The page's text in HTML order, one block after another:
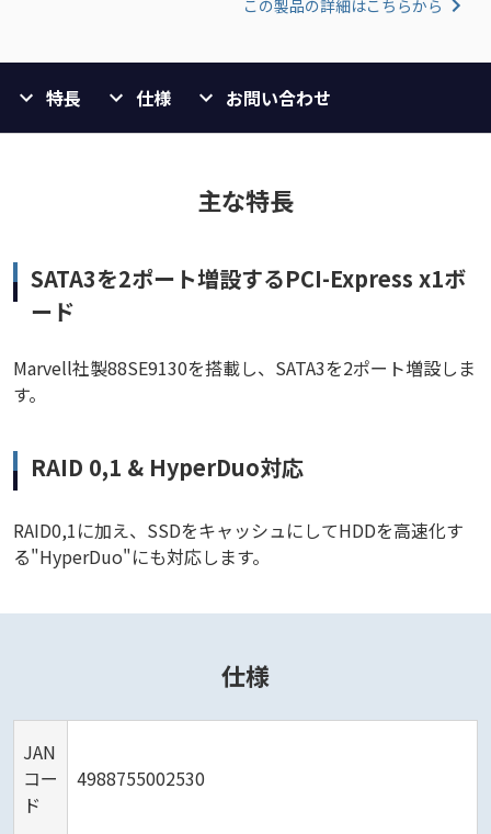
この製品の詳細はこちらから
特長 仕様 お問い合わせ
主な特長
SATA3を2ポート増設するPCI-Express x1ボ
ード
Marvell社製88SE9130を搭載し、SATA3を2ポート増設しま
す。
RAID 0,1 & HyperDuo対応
RAID0,1に加え、SSDをキャッシュにしてHDDを高速化す
る"HyperDuo"にも対応します。
仕様
JAN
コー
ド
4988755002530